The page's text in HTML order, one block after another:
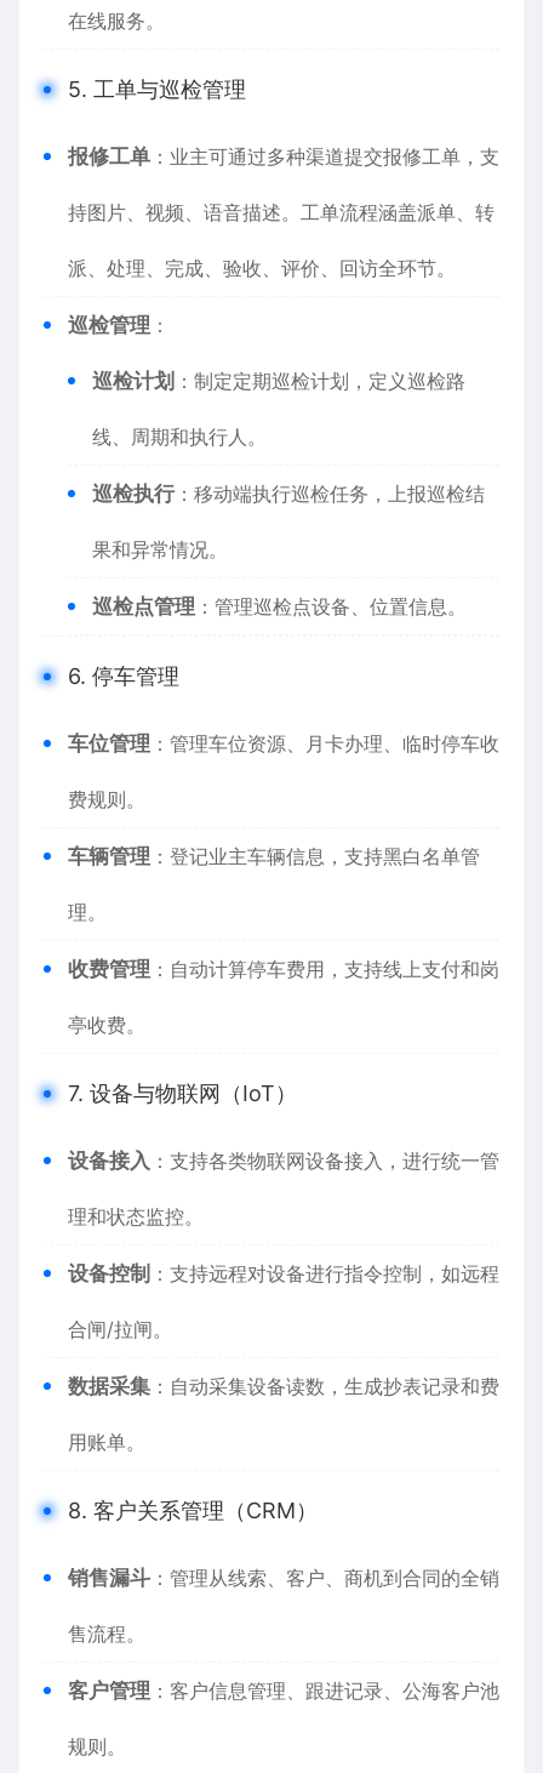
在线服务。
5. 工单与巡检管理
报修工单 ：业主可通过多种渠道提交报修工单，支
持图片、视频、语音描述。工单流程涵盖派单、转
派、处理、完成、验收、评价、回访全环节。
巡检管理 ：
巡检计划 ：制定定期巡检计划，定义巡检路
线、周期和执行人。
巡检执行：移动端执行巡检任务，上报巡检结
果和异常情况。
巡检点管理 ：管理巡检点设备、位置信息。
6. 停车管理
车位管理 ：管理车位资源、月卡办理、临时停车收
费规则。
车辆管理 ：登记业主车辆信息，支持黑白名单管
理。
收费管理 ：自动计算停车费用，支持线上支付和岗
亭收费。
7. 设备与物联网（IoT）
设备接入 ：支持各类物联网设备接入，进行统一管
理和状态监控。
设备控制 ：支持远程对设备进行指令控制，如远程
合闸/拉闸。
数据采集 ：自动采集设备读数，生成抄表记录和费
用账单。
8. 客户关系管理（CRM）
销售漏斗 ：管理从线索、客户、商机到合同的全销
售流程。
客户管理 ：客户信息管理、跟进记录、公海客户池
规则。